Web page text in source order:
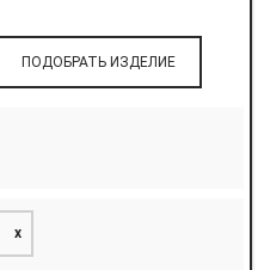
ПОДОБРАТЬ ИЗДЕЛИЕ
x